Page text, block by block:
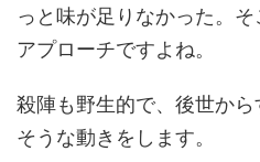
っと味が足りなかった。
アプローチですよね。
殺陣も野生的で、後世か
そうな動きをします。